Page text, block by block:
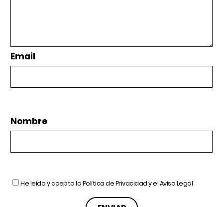
Email
Nombre
He leído y acepto laPolítica de Privacidady elAviso Legal